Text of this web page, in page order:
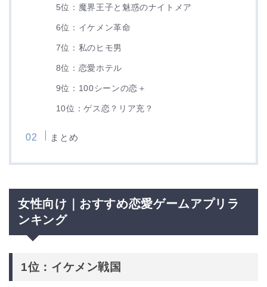
5位：魔界王子と魅惑のナイトメア
6位：イケメン革命
7位：私のヒモ男
8位：恋愛ホテル
9位：100シーンの恋＋
10位：ゲス恋？リア充？
まとめ
女性向け｜おすすめ恋愛ゲームアプリラ
ンキング
1位：イケメン戦国